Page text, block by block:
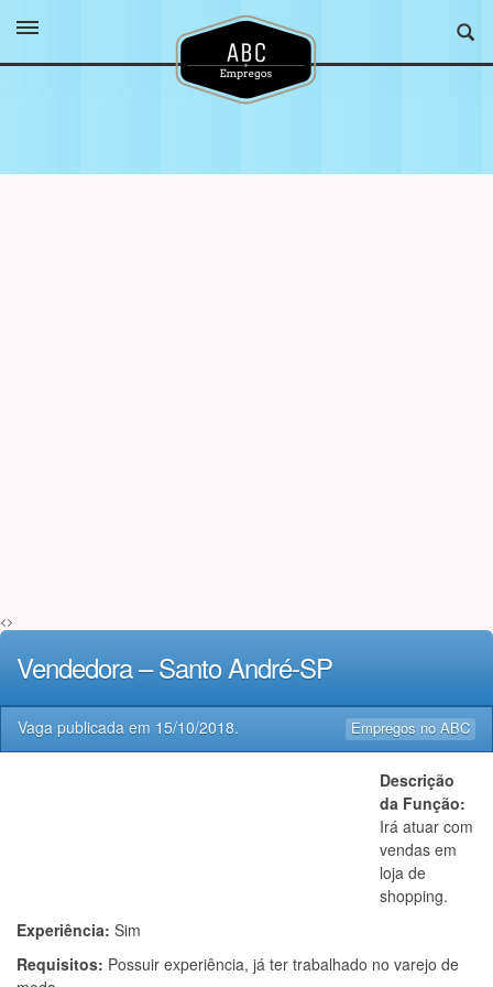
<>
Vendedora – Santo André-SP
Empregos no ABC
Vaga publicada em 15/10/2018.
Descrição
da Função:
Irá atuar com
vendas em
loja de
shopping.
Experiência: Sim
Requisitos: Possuir experiência, já ter trabalhado no varejo de